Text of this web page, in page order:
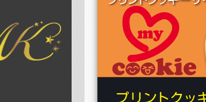
2025/12/22
SHOWROOMでイベント開
»もっと見る
2025/12/01
SHOWROOMでイベント開
»もっと見る